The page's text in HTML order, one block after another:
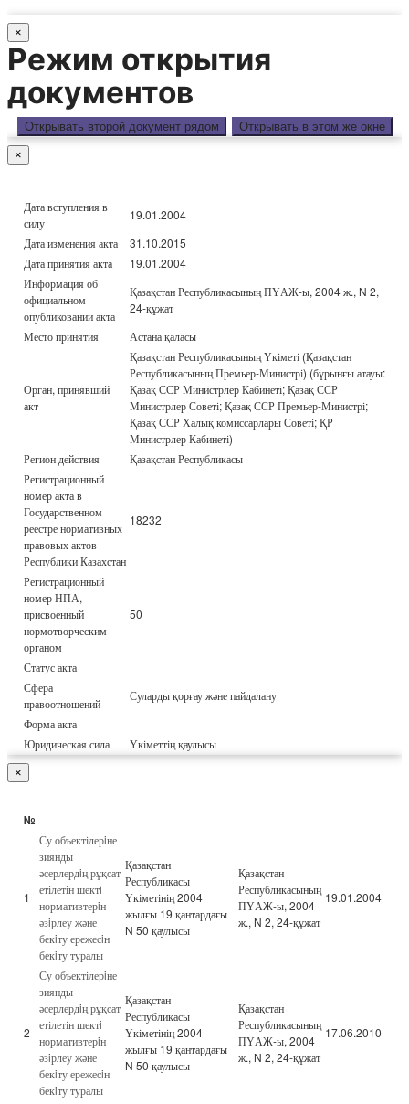
×
Режим открытия
документов
Открывать второй документ рядом Открывать в этом же окне
×
Дата вступления в
силу
19.01.2004
Дата изменения акта
31.10.2015
Дата принятия акта
19.01.2004
Информация об
официальном
опубликовании акта
Қазақстан Республикасының ПҮАЖ-ы, 2004 ж., N 2,
24-құжат
Место принятия
Астана қаласы
Орган, принявший
акт
Қазақстан Республикасының Үкіметі (Қазақстан
Республикасының Премьер-Министрі) (бұрынғы атауы:
Қазақ ССР Министрлер Кабинеті; Қазақ ССР
Министрлер Советі; Қазақ ССР Премьер-Министрі;
Қазақ ССР Халық комиссарлары Советі; ҚР
Министрлер Кабинеті)
Регион действия
Қазақстан Республикасы
Регистрационный
номер акта в
Государственном
реестре нормативных
правовых актов
Республики Казахстан
18232
Регистрационный
номер НПА,
присвоенный
нормотворческим
органом
50
Статус акта
Сфера
правоотношений
Суларды қорғау және пайдалану
Форма акта
Юридическая сила
Үкіметтің қаулысы
×
№
1
Су объектілерiне
зиянды
әсерлердiң рұқсат
етілетін шектi
нормативтерiн
әзiрлеу және
бекiту ережесiн
бекiту туралы
Қазақстан
Республикасы
Үкіметінің 2004
жылғы 19 қантардағы
N 50 қаулысы
Қазақстан
Республикасының
ПҮАЖ-ы, 2004
ж., N 2, 24-құжат
19.01.2004
2
Су объектілерiне
зиянды
әсерлердiң рұқсат
етілетін шектi
нормативтерiн
әзiрлеу және
бекiту ережесiн
бекiту туралы
Қазақстан
Республикасы
Үкіметінің 2004
жылғы 19 қантардағы
N 50 қаулысы
Қазақстан
Республикасының
ПҮАЖ-ы, 2004
ж., N 2, 24-құжат
17.06.2010